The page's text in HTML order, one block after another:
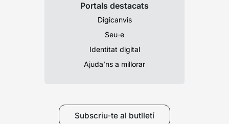
Portals destacats
Digicanvis
Seu-e
Identitat digital
Ajuda’ns a millorar
Subscriu-te al butlletí